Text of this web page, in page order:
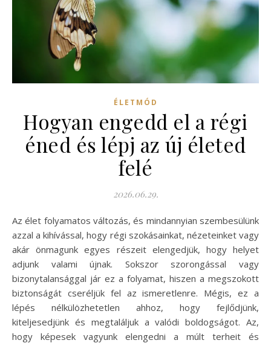
ÉLETMÓD
Hogyan engedd el a régi
éned és lépj az új életed
felé
2026.06.29.
Az élet folyamatos változás, és mindannyian szembesülünk
azzal a kihívással, hogy régi szokásainkat, nézeteinket vagy
akár önmagunk egyes részeit elengedjük, hogy helyet
adjunk valami újnak. Sokszor szorongással vagy
bizonytalansággal jár ez a folyamat, hiszen a megszokott
biztonságát cseréljük fel az ismeretlenre. Mégis, ez a
lépés nélkülözhetetlen ahhoz, hogy fejlődjünk,
kiteljesedjünk és megtaláljuk a valódi boldogságot. Az,
hogy képesek vagyunk elengedni a múlt terheit és